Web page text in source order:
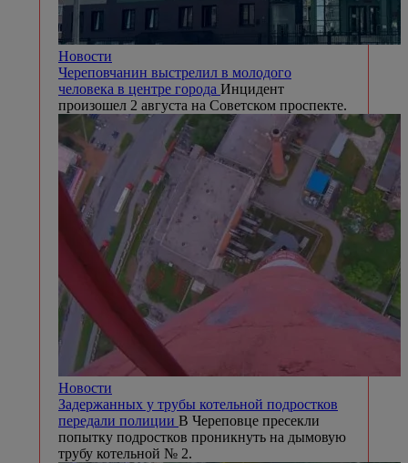
Новости
Череповчанин выстрелил в молодого
человека в центре города Инцидент
произошел 2 августа на Советском проспекте.
Новости
Задержанных у трубы котельной подростков
передали полиции В Череповце пресекли
попытку подростков проникнуть на дымовую
трубу котельной № 2.